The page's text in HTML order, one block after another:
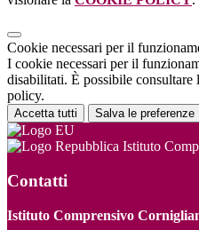
Cookie necessari per il
I cookie necessari per il
disabilitati. È possibile
policy.
Accetta tutti Salva le preferenze
Istituto
Contatti
Istituto Comprensivo